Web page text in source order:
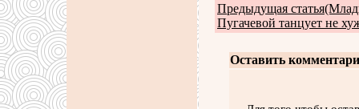
Предыдущая
Пугачевой танцует не
Оставить